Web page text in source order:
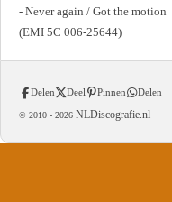
- Never again / Got the motion
(EMI 5C 006-25644)
Delen Deel Pinnen Delen
© 2010 - 2026 NLDiscografie.nl